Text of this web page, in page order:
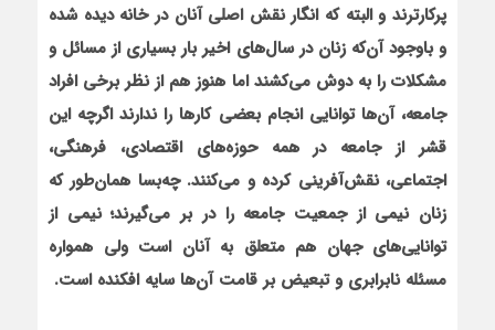
پرکارترند و البته که انگار نقش اصلی آنان در خانه دیده‌ شده
و باوجود آن‌که زنان در سال‌های اخیر بار بسیاری از مسائل و
مشکلات را به دوش می‌کشند اما هنوز هم از نظر برخی افراد
جامعه، آن‌ها توانایی انجام بعضی کارها را ندارند اگرچه این
قشر از جامعه در همه حوزه‌های اقتصادی، فرهنگی،
اجتماعی، نقش‌آفرینی کرده و می‌کنند. چه‌بسا همان‌طور که
زنان نیمی از جمعیت جامعه را در بر می‌گیرند؛ نیمی از
توانایی‌های جهان هم متعلق به آنان است ولی همواره
مسئله نابرابری و تبعیض بر قامت آن‌ها سایه افکنده است.